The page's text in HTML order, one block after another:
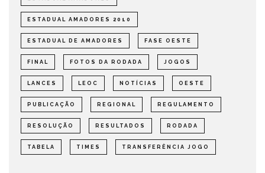
ESTADUAL AMADORES 2010
ESTADUAL DE AMADORES FASE OESTE
FINAL FOTOS DA RODADA JOGOS
LANCES LEOC NOTÍCIAS OESTE
PUBLICAÇÃO REGIONAL REGULAMENTO
RESOLUÇÃO RESULTADOS RODADA
TABELA TIMES TRANSFERÊNCIA JOGO